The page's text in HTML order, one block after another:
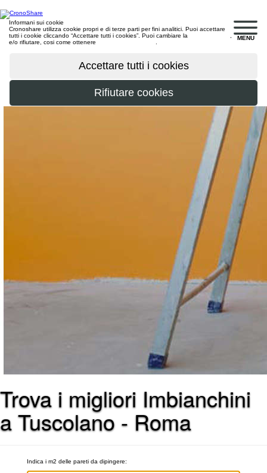
MENU
Informani sui cookie
Cronoshare utilizza cookie propri e di terze parti per fini analitici. Puoi accettare
tutti i cookie cliccando “Accettare tutti i cookies”. Puoi cambiare la
e/o rifiutare, cosi come ottenere
Trova i migliori Imbianchini
a Tuscolano - Roma
Indica i m2 delle pareti da dipingere: